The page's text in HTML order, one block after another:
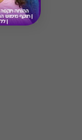
ממגוון
רכישת